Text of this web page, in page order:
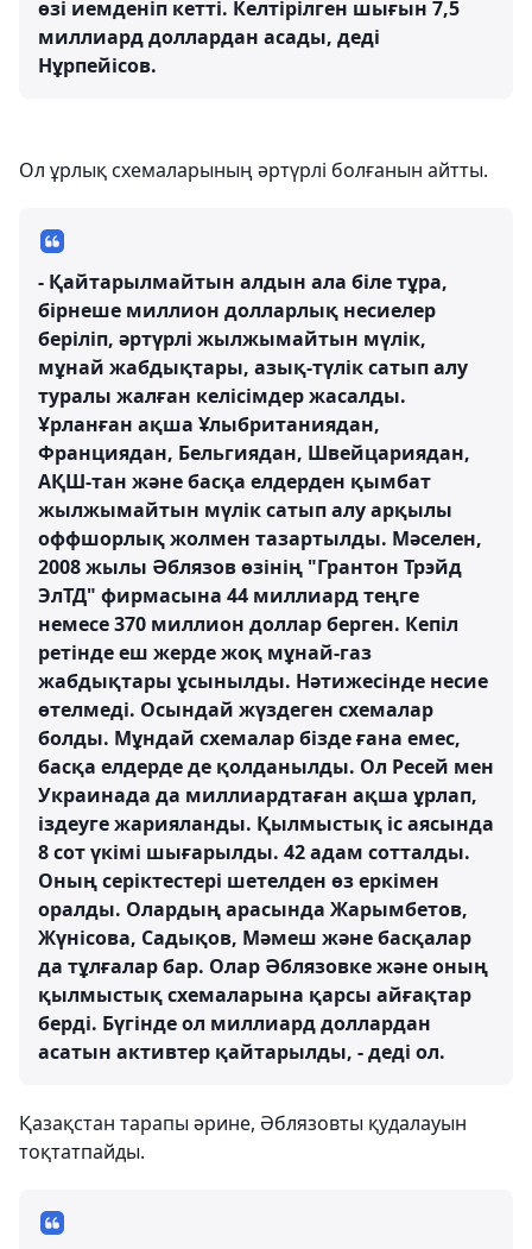
өзі иемденіп кетті. Келтірілген шығын 7,5
миллиард доллардан асады, деді
Нұрпейісов.
Ол ұрлық схемаларының әртүрлі болғанын айтты.
- Қайтарылмайтын алдын ала біле тұра,
бірнеше миллион долларлық несиелер
беріліп, әртүрлі жылжымайтын мүлік,
мұнай жабдықтары, азық-түлік сатып алу
туралы жалған келісімдер жасалды.
Ұрланған ақша Ұлыбританиядан,
Франциядан, Бельгиядан, Швейцариядан,
АҚШ-тан және басқа елдерден қымбат
жылжымайтын мүлік сатып алу арқылы
оффшорлық жолмен тазартылды. Мәселен,
2008 жылы Әблязов өзінің "Грантон Трэйд
ЭлТД" фирмасына 44 миллиард теңге
немесе 370 миллион доллар берген. Кепіл
ретінде еш жерде жоқ мұнай-газ
жабдықтары ұсынылды. Нәтижесінде несие
өтелмеді. Осындай жүздеген схемалар
болды. Мұндай схемалар бізде ғана емес,
басқа елдерде де қолданылды. Ол Ресей мен
Украинада да миллиардтаған ақша ұрлап,
іздеуге жарияланды. Қылмыстық іс аясында
8 сот үкімі шығарылды. 42 адам сотталды.
Оның серіктестері шетелден өз еркімен
оралды. Олардың арасында Жарымбетов,
Жүнісова, Садықов, Мәмеш және басқалар
да тұлғалар бар. Олар Әблязовке және оның
қылмыстық схемаларына қарсы айғақтар
берді. Бүгінде ол миллиард доллардан
асатын активтер қайтарылды, - деді ол.
Қазақстан тарапы әрине, Әблязовты қудалауын
тоқтатпайды.